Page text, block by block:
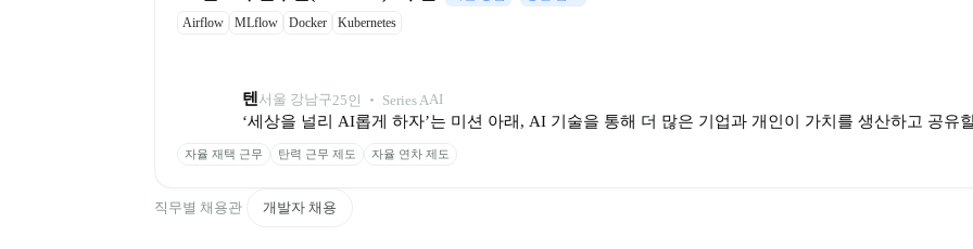
Airflow
MLflow Docker Kubernetes
텐서울 강남구25인 ‧ Series AAI
‘세상을 널리 AI롭게 하자’는 미션 아래, AI 기술을 통해 더 많은 기업과 개인이 가치를 생산하고 공유
자율 재택 근무 탄력 근무 제도 자율 연차 제도
직무별 채용관 개발자 채용